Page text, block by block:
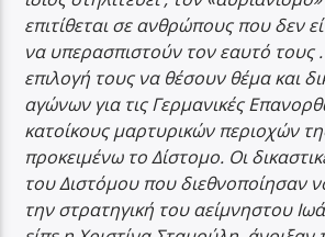
επιτίθεται σε ανθρώπους που δεν
να υπερασπιστούν τον εαυτό τους
επιλογή τους να θέσουν θέμα και
αγώνων για τις Γερμανικές
κατοίκους μαρτυρικών περιοχών
προκειμένω το Δίστομο. Οι
του Διστόμου που διεθνοποίησαν
την στρατηγική του αείμνηστου